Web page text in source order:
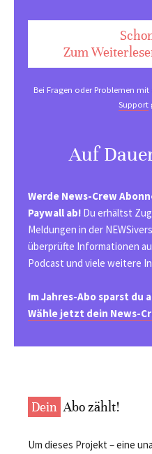
Zum
Bei Fragen oder Problemen
Support
Auf
Werde News-Crew
Paywall ab! Du erhältst
Meldungen in der
überprüfte Informationen
Podcast und viele weitere
Im Jahres-Abo sparst du
Wähle jetzt dein News-
Dein Abo zählt!
Um dieses Projekt – eine